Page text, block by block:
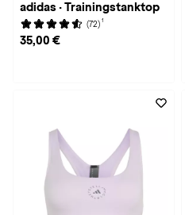
adidas · Trainingstanktop
(72) 1
35,00 €